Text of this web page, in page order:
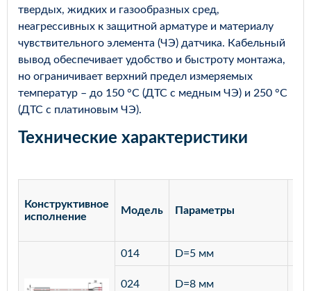
твердых, жидких и газообразных сред,
неагрессивных к защитной арматуре и материалу
чувствительного элемента (ЧЭ) датчика. Кабельный
вывод обеспечивает удобство и быстроту монтажа,
но ограничивает верхний предел измеряемых
температур – до 150 °С (ДТС с медным ЧЭ) и 250 °С
(ДТС с платиновым ЧЭ).
Технические характеристики
Конструктивное
исполнение
Модель Параметры
014 D=5 мм
024 D=8 мм